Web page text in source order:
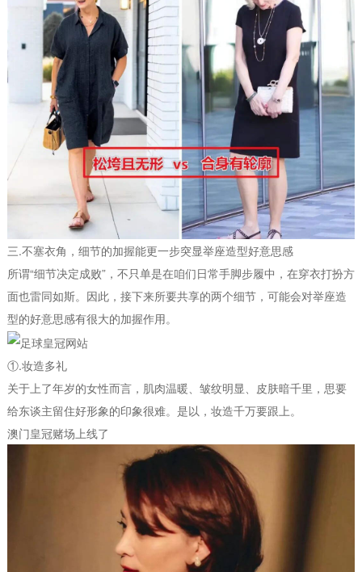
三.不塞衣角，细节的加握能更一步突显举座造型好意思感
所谓“细节决定成败”，不只单是在咱们日常手脚步履中，在穿衣打扮方
面也雷同如斯。因此，接下来所要共享的两个细节，可能会对举座造
型的好意思感有很大的加握作用。
①.妆造多礼
关于上了年岁的女性而言，肌肉温暖、皱纹明显、皮肤暗千里，思要
给东谈主留住好形象的印象很难。是以，妆造千万要跟上。
澳门皇冠赌场上线了